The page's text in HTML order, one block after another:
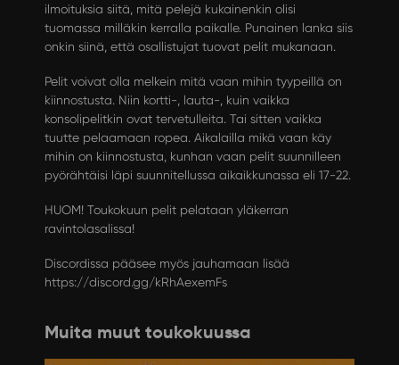
ilmoituksia siitä, mitä pelejä kukainenkin olisi
tuomassa milläkin kerralla paikalle. Punainen lanka siis
onkin siinä, että osallistujat tuovat pelit mukanaan.
Pelit voivat olla melkein mitä vaan mihin tyypeillä on
kiinnostusta. Niin kortti-, lauta-, kuin vaikka
konsolipelitkin ovat tervetulleita. Tai sitten vaikka
tuutte pelaamaan ropea. Aikalailla mikä vaan käy
mihin on kiinnostusta, kunhan vaan pelit suunnilleen
pyörähtäisi läpi suunnitellussa aikaikkunassa eli 17-22.
HUOM! Toukokuun pelit pelataan yläkerran
ravintolasalissa!
Discordissa pääsee myös jauhamaan lisää
https://discord.gg/kRhAexemFs
Muita muut toukokuussa